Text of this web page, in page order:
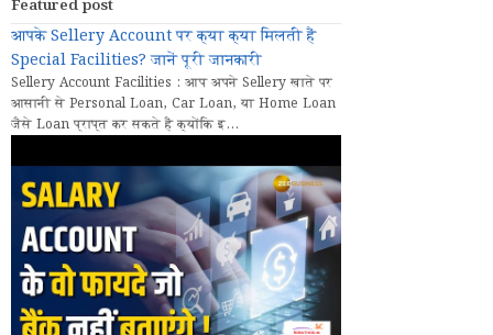
Featured post
आपके Sellery Account पर क्या क्या मिलती हैं
Special Facilities? जानें पूरी जानकारी
Sellery Account Facilities : आप अपने Sellery खाते पर
आसानी से Personal Loan, Car Loan, या Home Loan
जैसे Loan प्राप्त कर सकते हैं क्योंकि इ...